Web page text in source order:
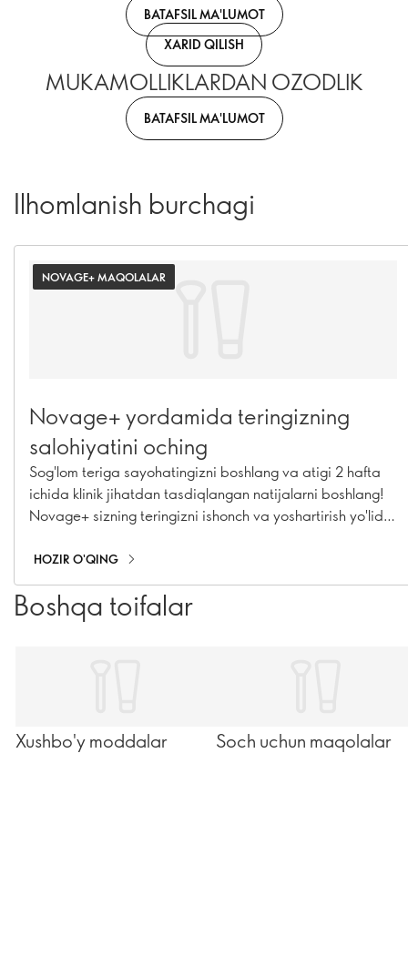
BATAFSIL MA'LUMOT
XARID QILISH
MUKAMOLLIKLARDAN OZODLIK
BATAFSIL MA'LUMOT
Ilhomlanish burchagi
NOVAGE+ MAQOLALAR
Novage+ yordamida teringizning
salohiyatini oching
Sog'lom teriga sayohatingizni boshlang va atigi 2 hafta
ichida klinik jihatdan tasdiqlangan natijalarni boshlang!
Novage+ sizning teringizni ishonch va yoshartirish yo'lida
hamma narsani taklif etadi.
HOZIR O'QING
Boshqa toifalar
Xushbo'y moddalar Soch uchun maqolalar